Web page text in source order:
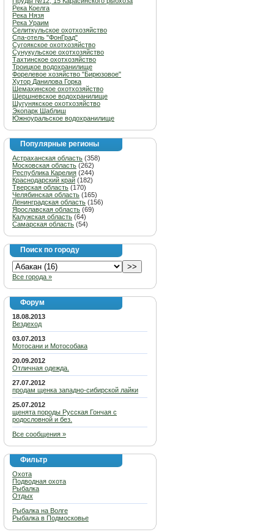
Река Коелга
Река Нязя
Река Ураим
Селиткульское охотхозяйство
Спа-отель "ФонГрад"
Сугоякское охотхозяйство
Сунукульское охотхозяйство
Тахтинское охотхозяйство
Троицкое водохранилище
Форелевое хозяйство "Бирюзовое"
Хутор Данилова Горка
Шемахинское охотхозяйство
Шершневское водохранилище
Шугунякское охотхозяйство
Экопарк Шаблиш
Южноуральское водохранилище
Популярные регионы
Астраханская область (358)
Московская область (262)
Республика Карелия (244)
Краснодарский край (182)
Тверская область (170)
Челябинская область (165)
Ленинградская область (156)
Ярославская область (69)
Калужская область (64)
Самарская область (54)
Поиск по городу
Все города »
Форум
18.08.2013
Вездеход
03.07.2013
Мотосани и Мотособака
20.09.2012
Отличная одежда.
27.07.2012
продам щенка западно-сибирской лайки
25.07.2012
щенята породы Русская Гончая с
родословной и без.
Все сообщения »
Фильтр
Охота
Подводная охота
Рыбалка
Отдых
Рыбалка на Волге
Рыбалка в Подмосковье